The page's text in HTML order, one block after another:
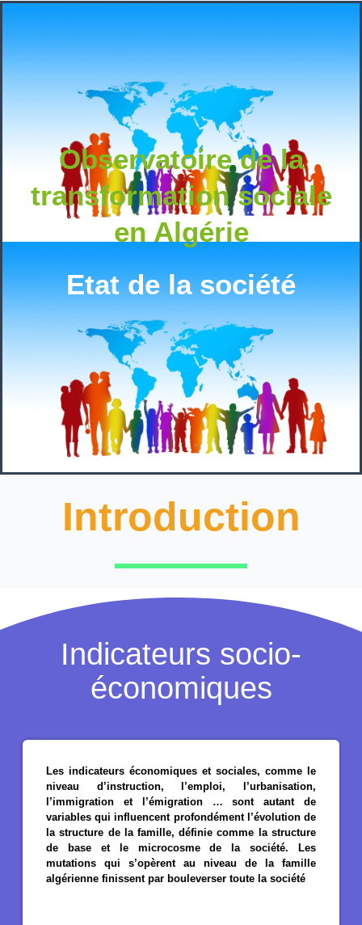
Observatoire de la
transformation sociale
en Algérie
Etat de la société
Introduction
Indicateurs socio-
économiques
Les indicateurs économiques et sociales, comme le
niveau d’instruction, l’emploi, l’urbanisation,
l’immigration et l’émigration … sont autant de
variables qui influencent profondément l’évolution de
la structure de la famille, définie comme la structure
de base et le microcosme de la société. Les
mutations qui s’opèrent au niveau de la famille
algérienne finissent par bouleverser toute la société